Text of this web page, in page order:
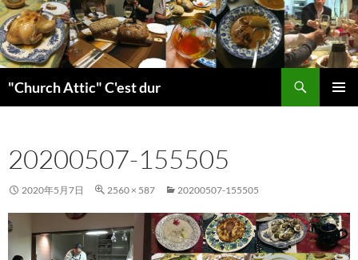
"Church Attic" C'est dur
索
ン
ツ
へ
キ
ッ
プ
20200507-155505
2020年5月7日 2560 × 587 20200507-155505